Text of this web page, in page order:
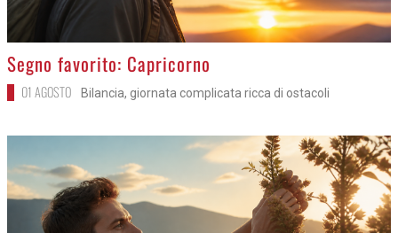
>
Segno favorito: Capricorno
01 AGOSTO Bilancia, giornata complicata ricca di ostacoli